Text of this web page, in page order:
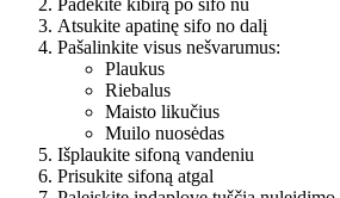
Atsukite apatinę sifo no dalį
Pašalinkite visus nešvarumus:
Plaukus
Riebalus
Maisto likučius
Muilo nuosėdas
Išplaukite sifoną vandeniu
Prisukite sifoną atgal